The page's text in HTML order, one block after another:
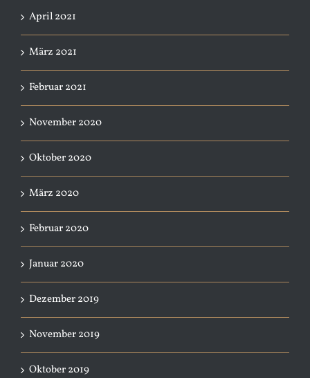
April 2021
März 2021
Februar 2021
November 2020
Oktober 2020
März 2020
Februar 2020
Januar 2020
Dezember 2019
November 2019
Oktober 2019